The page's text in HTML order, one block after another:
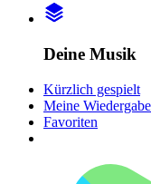
Deine Musik
Kürzlich gespielt
Meine
Favoriten